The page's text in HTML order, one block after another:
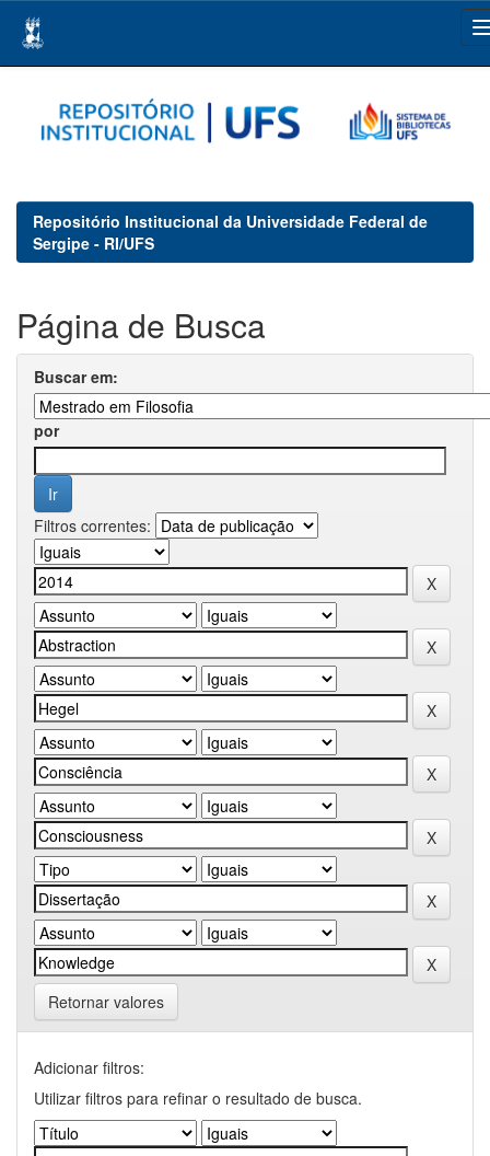
navigation
Repositório Institucional da Universidade Federal de
Sergipe - RI/UFS
Página de Busca
Buscar em:
por
Filtros correntes:
Retornar valores
Adicionar filtros:
Utilizar filtros para refinar o resultado de busca.